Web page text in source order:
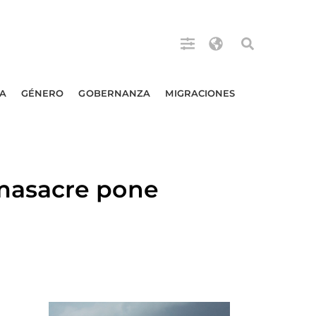
GÉNERO GOBERNANZA MIGRACIONES
pone